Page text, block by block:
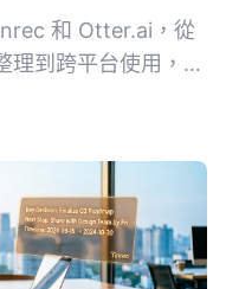
和 Otter.ai，從
理到跨平台使用，五